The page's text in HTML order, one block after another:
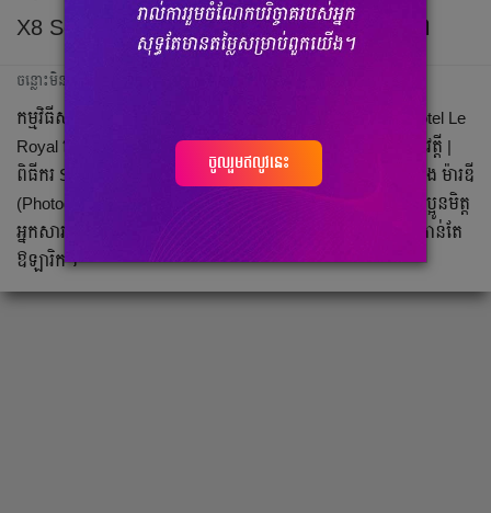
X8 Series ដាក់សម្ពោធហើយនៅប្រទេសកម្ពុជា
ចន្លោះមិនឃើញ
កម្មវិធីសម្ពោធ OPPO Find X8 Series បានធ្វើឡើង Raffles Hotel Le
Royal ក្រោមការចូលរួមដ៏ខ្ពង់ខ្ពស់របស់ ព្រះនាង ជេនណា | ពេជ្រ វត្តី |
ពិធីករ Summer | លោក សេង លន់ (Photographer) | លោក សួង ម៉ារឌី
(Photographer) | លោក គីម បូរិន (Photographer) ព្រមទាំងបងប្អូនមិត្ត
អ្នកសារព័ត៌មានល្បីៗក្នុងស្រុកជាច្រើនស្ថាប័នញុំាងឲ្យបរិយាកាសកាន់តែ
ឱឡារិក។
ចូលរួមឥលូវនេះ